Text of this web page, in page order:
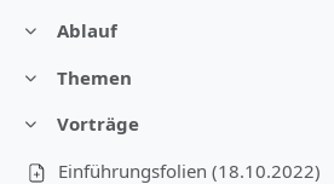
Einklappen
Ablauf
Einklappen
Themen
Einklappen
Vorträge
Einführungsfolien (18.10.2022)